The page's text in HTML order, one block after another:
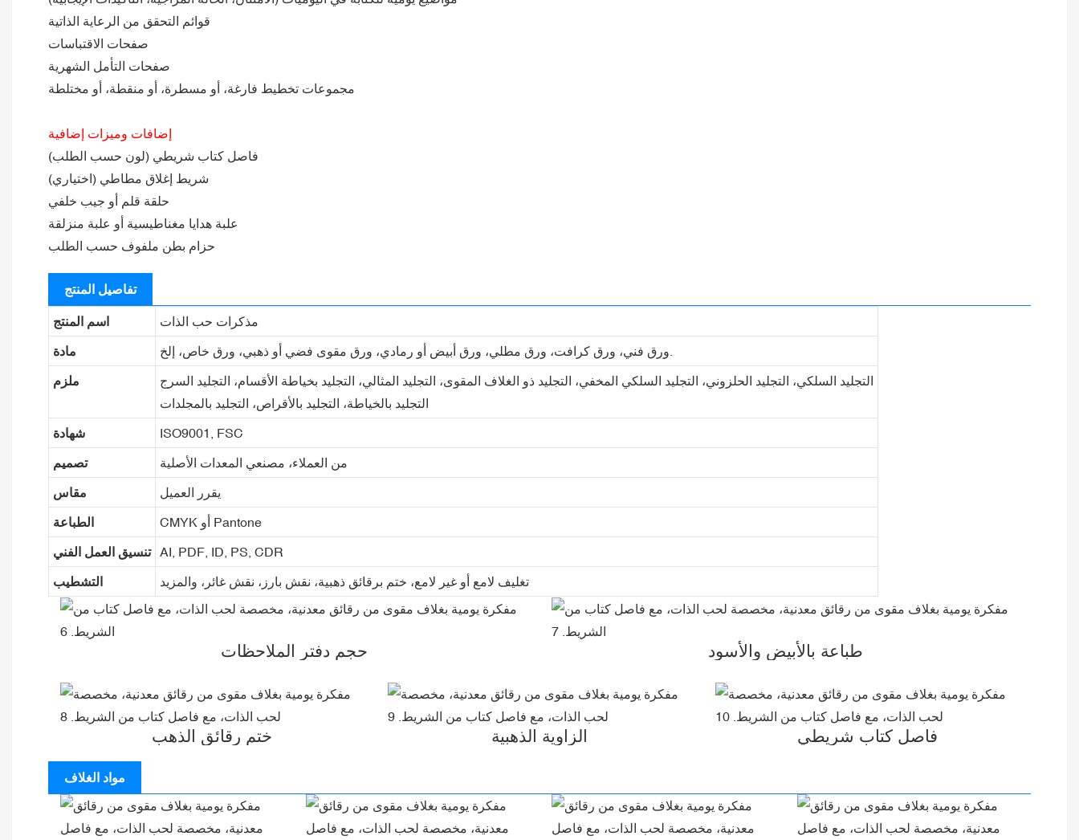
قوائم التحقق من الرعاية الذاتية
صفحات الاقتباسات
صفحات التأمل الشهرية
مجموعات تخطيط فارغة، أو مسطرة، أو منقطة، أو مختلطة
إضافات وميزات إضافية
فاصل كتاب شريطي (لون حسب الطلب)
شريط إغلاق مطاطي (اختياري)
حلقة قلم أو جيب خلفي
علبة هدايا مغناطيسية أو علبة منزلقة
حزام بطن ملفوف حسب الطلب
تفاصيل المنتج
اسم المنتج مذكرات حب الذات
مادة
ملزم
التجليد السلكي، التجليد الحلزوني، التجليد السلكي المخفي، التجليد ذو الغلاف المقوى، التجليد المثالي، التجليد بخياطة الأقسام، التجليد السرج
التجليد بالخياطة، التجليد بالأقراص، التجليد بالمجلدات
شهادة ISO9001, FSC
تصميم من العملاء، مصنعي المعدات الأصلية
مقاس يقرر العميل
الطباعة CMYK أو Pantone
تنسيق العمل الفني AI, PDF, ID, PS, CDR
التشطيب تغليف لامع أو غير لامع، ختم برقائق ذهبية، نقش بارز، نقش غائر، والمزيد
حجم دفتر الملاحظات طباعة بالأبيض والأسود
ختم رقائق الذهب الزاوية الذهبية فاصل كتاب شريطي
مواد الغلاف